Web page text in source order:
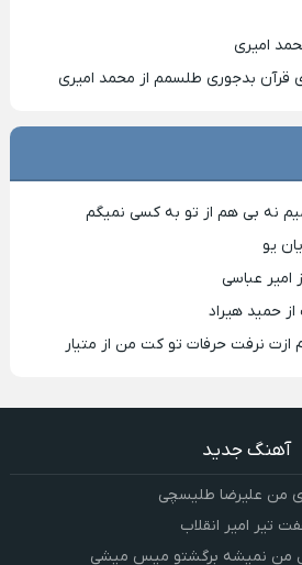
امیری
قرآن بدجوری طلسمم از محمد امیری
نه بی هم از تو به کسی نمیگم
یو
امیر عباسی
حمید هیراد
ازت نرفت حرفات تو کت من از متیار
آهنگ جدید
من علیرضا طلیسچی
تیر امیر انقلاب
من نمیشه برگشتو میس میشی